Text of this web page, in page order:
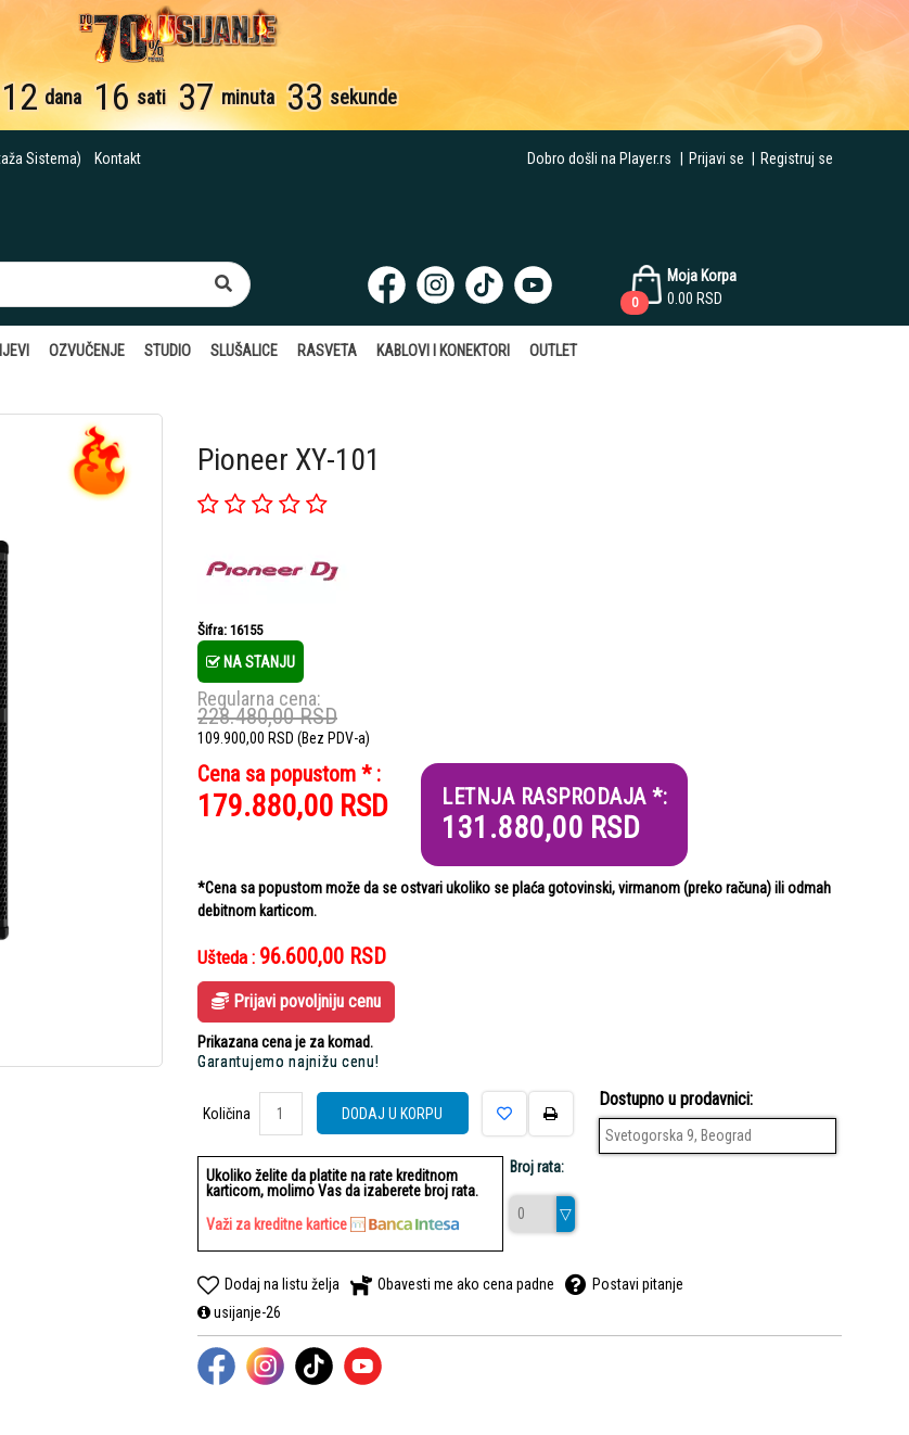
12 dana 16 sati 37 minuta 32 sekunde
Sistema) Kontakt Dobro došli na Player.rs Prijavi se Registruj se
Moja Korpa
0.00 RSD
0
OZVUČENJE STUDIO SLUŠALICE RASVETA KABLOVI I KONEKTORI OUTLET
Pioneer XY-101
Šifra: 16155
NA STANJU
Regularna cena:
228.480,00RSD
109.900,00 RSD (Bez PDV-a)
Cena sa popustom * :
179.880,00 RSD LETNJA RASPRODAJA *:
131.880,00 RSD
*Cena sa popustom može da se ostvari ukoliko se plaća gotovinski, virmanom (preko računa) ili odmah
debitnom karticom.
Ušteda : 96.600,00 RSD
Prijavi povoljniju cenu
Prikazana cena je za komad.
Garantujemo najnižu cenu!
Količina
Količina
DODAJ U KORPU
Ukoliko želite da platite na rate kreditnom
karticom, molimo Vas da izaberete broj rata.
Važi za kreditne kartice
Broj rata:
Dostupno u prodavnici:
Svetogorska 9, Beograd
Dodaj na listu želja Obavesti me ako cena padne
Postavi pitanje
usijanje-26